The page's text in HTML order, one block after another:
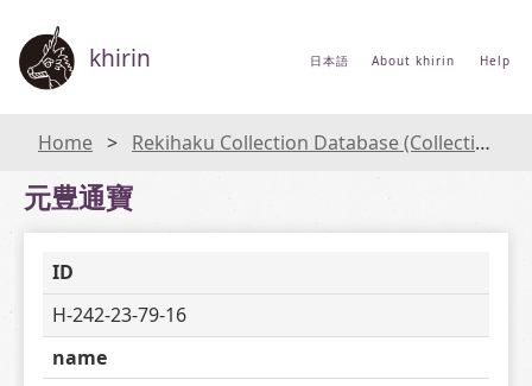
khirin 日本語 About khirin Help
Home Rekihaku Collection Database (Collections Database of the National Museum of Japanese History)
元豊通寶
ID
H-242-23-79-16
name